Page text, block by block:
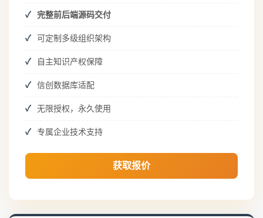
完整前后端源码交付
可定制多级组织架构
自主知识产权保障
信创数据库适配
无限授权，永久使用
专属企业技术支持
获取报价